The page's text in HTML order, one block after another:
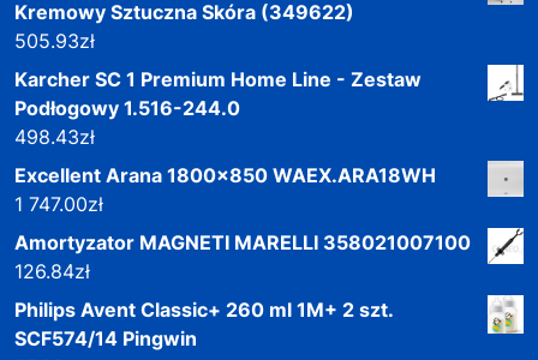
Kremowy Sztuczna Skóra (349622)
505.93zł
Karcher SC 1 Premium Home Line - Zestaw
Podłogowy 1.516-244.0
498.43zł
Excellent Arana 1800x850 WAEX.ARA18WH
1 747.00zł
Amortyzator MAGNETI MARELLI 358021007100
126.84zł
Philips Avent Classic+ 260 ml 1M+ 2 szt.
SCF574/14 Pingwin